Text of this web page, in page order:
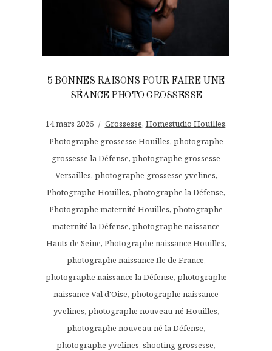
5 BONNES RAISONS POUR FAIRE UNE
SÉANCE PHOTO GROSSESSE
14 mars 2026 Grossesse, Homestudio Houilles,
Photographe grossesse Houilles, photographe
grossesse la Défense, photographe grossesse
Versailles, photographe grossesse yvelines,
Photographe Houilles, photographe la Défense,
Photographe maternité Houilles, photographe
maternité la Défense, photographe naissance
Hauts de Seine, Photographe naissance Houilles,
photographe naissance Ile de France,
photographe naissance la Défense, photographe
naissance Val d'Oise, photographe naissance
yvelines, photographe nouveau-né Houilles,
photographe nouveau-né la Défense,
photographe yvelines, shooting grossesse,